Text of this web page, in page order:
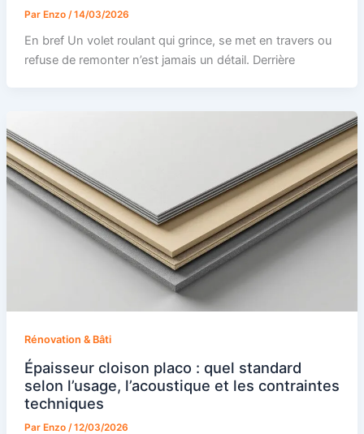
Par Enzo /14/03/2026
En bref Un volet roulant qui grince, se met en travers ou
refuse de remonter n’est jamais un détail. Derrière
Rénovation & Bâti
Épaisseur cloison placo : quel standard
selon l’usage, l’acoustique et les contraintes
techniques
Par Enzo /12/03/2026